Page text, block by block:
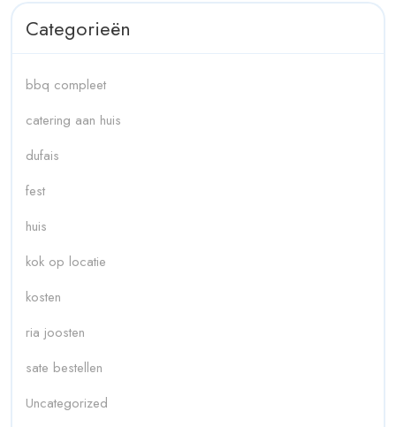
Categorieën
bbq compleet
catering aan huis
dufais
fest
huis
kok op locatie
kosten
ria joosten
sate bestellen
Uncategorized